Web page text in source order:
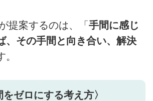
提案するのは、「 手間に感じ
、その手間と向き合い、解決
をゼロにする考え方〉